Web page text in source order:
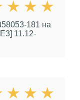
181 на
11.12-